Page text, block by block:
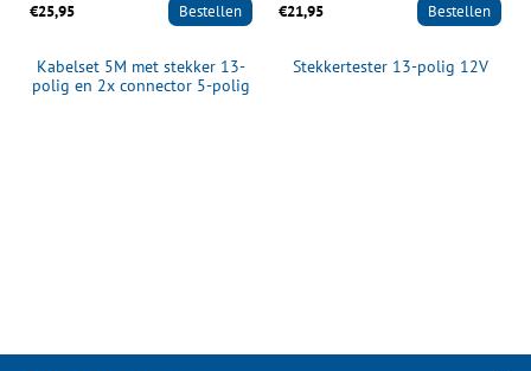
€25,95 Bestellen
Kabelset 5M met stekker 13-
polig en 2x connector 5-polig
€21,95 Bestellen
Stekkertester 13-polig 12V